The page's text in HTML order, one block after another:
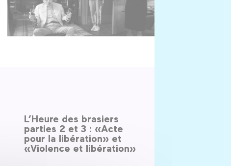
L’Heure des brasiers
parties 2 et 3 : «Acte
pour la libération» et
«Violence et libération»